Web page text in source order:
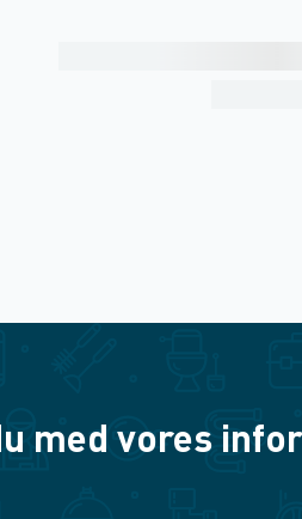
med vores